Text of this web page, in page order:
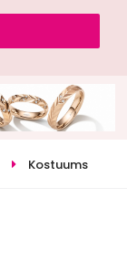
Kostuums